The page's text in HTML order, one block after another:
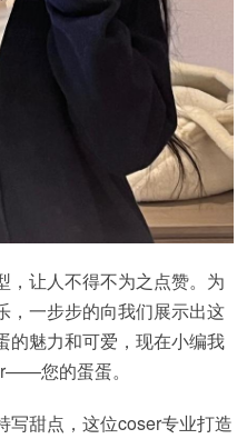
，让人不得不为之点赞。为
，一步步的向我们展示出这
魅力和可爱，现在小编我
您的蛋蛋。
写甜点，这位coser专业打造